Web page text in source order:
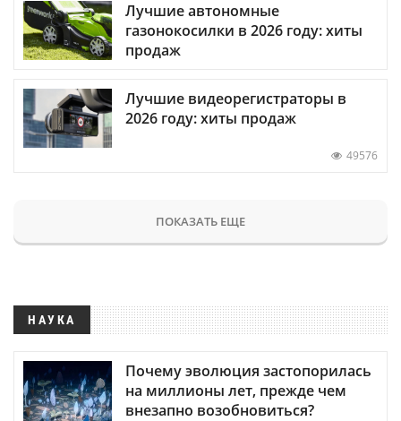
Лучшие автономные
газонокосилки в 2026 году: хиты
продаж
Лучшие видеорегистраторы в
2026 году: хиты продаж
49576
ПОКАЗАТЬ ЕЩЕ
НАУКА
Почему эволюция застопорилась
на миллионы лет, прежде чем
внезапно возобновиться?